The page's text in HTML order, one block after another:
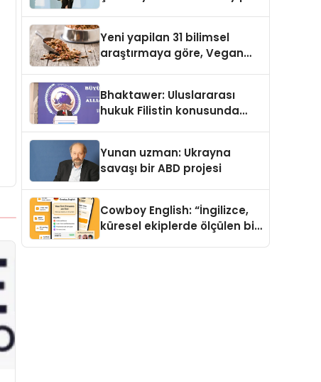
Yeni yapilan 31 bilimsel
araştırmaya göre, Vegan
Sindirildiğini Ortaya Koydu
Bhaktawer: Uluslararası
hukuk Filistin konusunda
Yunan uzman: Ukrayna
savaşı bir ABD projesi
Cowboy English: “İngilizce,
küresel ekiplerde ölçülen bir